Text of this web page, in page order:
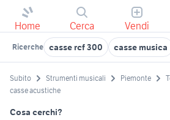
Home Cerca Vendi
Ricerche casse rcf 300 casse musica
Subito Strumenti musicali Piemonte
casse acustiche
Cosa cerchi?